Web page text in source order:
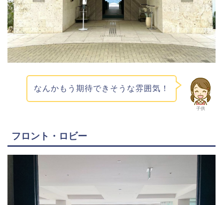
子供
なんかもう期待できそうな雰囲気！
フロント・ロビー